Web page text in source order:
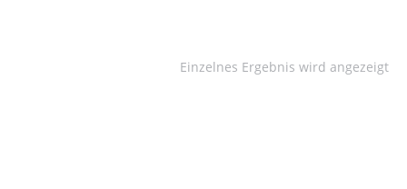
Einzelnes Ergebnis wird angezeigt